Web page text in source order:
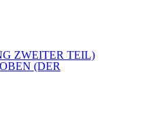
ZWEITER TEIL)
(DER